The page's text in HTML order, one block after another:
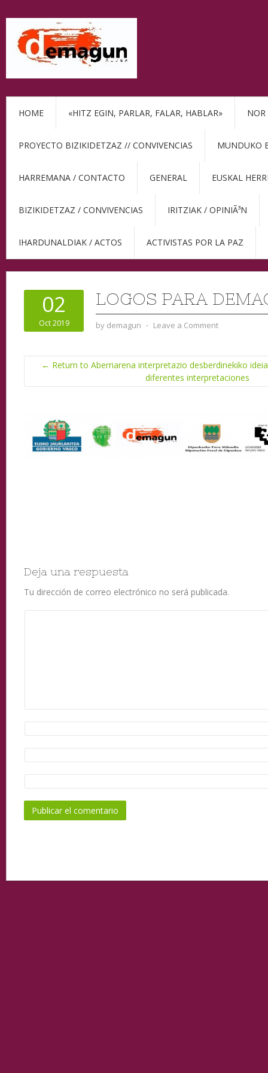
HOME «HITZ EGIN, PARLAR, FALAR, HABLAR» NOR
PROYECTO BIZIKIDETZAZ // CONVIVENCIAS MUNDUKO
HARREMANA / CONTACTO GENERAL EUSKAL
BIZIKIDETZAZ / CONVIVENCIAS IRITZIAK / OPINIÃ³N
IHARDUNALDIAK / ACTOS ACTIVISTAS POR LA PAZ
02
Oct 2019
LOGOS PARA
by demagun ⋅ Leave a Comment
← Return to Aberriarena interpretazio desberdinekiko
diferentes interpretaciones
Deja una respuesta
Tu dirección de correo electrónico no será publicada.